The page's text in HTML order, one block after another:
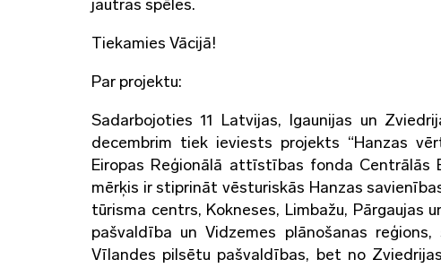
jautras spēles.
Tiekamies Vācijā!
Par projektu:
Sadarbojoties 11 Latvijas, Igaunijas un
decembrim tiek ieviests projekts “Hanzas
Eiropas Reģionālā attīstības fonda
mērķis ir stiprināt vēsturiskās Hanzas
tūrisma centrs, Kokneses, Limbažu, Pārgaujas
pašvaldība un Vidzemes plānošanas
Vīlandes pilsētu pašvaldības, bet no